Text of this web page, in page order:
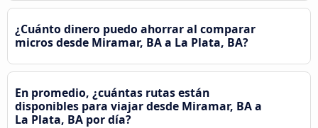
¿Cuánto dinero puedo ahorrar al comparar
micros desde Miramar, BA a La Plata, BA?
En promedio, ¿cuántas rutas están
disponibles para viajar desde Miramar, BA a
La Plata, BA por día?